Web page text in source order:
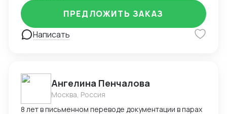
Написать
ПРЕДЛОЖИТЬ ЗАКАЗ
Ангелина Пенчалова
Москва, Россия
8 лет в письменном переводе документации в парах